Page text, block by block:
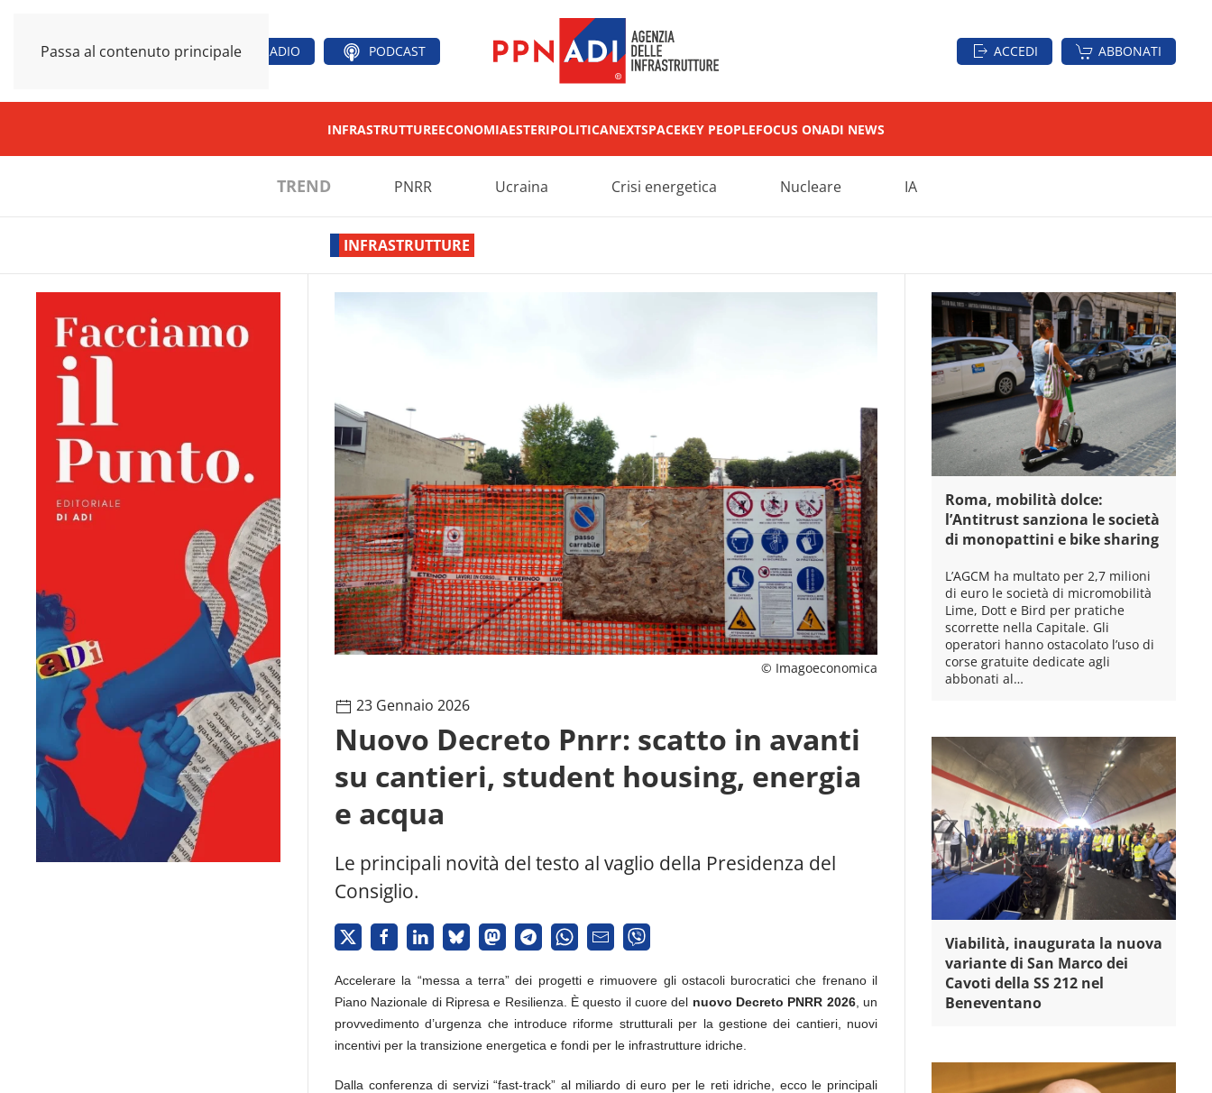
Passa al contenuto principale RADIO PODCAST ACCEDI ABBONATI
INFRASTRUTTUREECONOMIAESTERIPOLITICANEXTSPACEKEY PEOPLEFOCUS ONADI NEWS
TREND PNRR Ucraina Crisi energetica Nucleare IA
INFRASTRUTTURE
© Imagoeconomica
23 Gennaio 2026
Nuovo Decreto Pnrr: scatto in avanti
su cantieri, student housing, energia
e acqua
Le principali novità del testo al vaglio della Presidenza del
Consiglio.
Accelerare la “messa a terra” dei progetti e rimuovere gli ostacoli burocratici che frenano il
Piano Nazionale di Ripresa e Resilienza. È questo il cuore del nuovo Decreto PNRR 2026, un
provvedimento d’urgenza che introduce riforme strutturali per la gestione dei cantieri, nuovi
incentivi per la transizione energetica e fondi per le infrastrutture idriche.
Dalla conferenza di servizi “fast-track” al miliardo di euro per le reti idriche, ecco le principali
Roma, mobilità dolce:
l’Antitrust sanziona le società
di monopattini e bike sharing
L’AGCM ha multato per 2,7 milioni
di euro le società di micromobilità
Lime, Dott e Bird per pratiche
scorrette nella Capitale. Gli
operatori hanno ostacolato l’uso di
corse gratuite dedicate agli
abbonati al…
Viabilità, inaugurata la nuova
variante di San Marco dei
Cavoti della SS 212 nel
Beneventano